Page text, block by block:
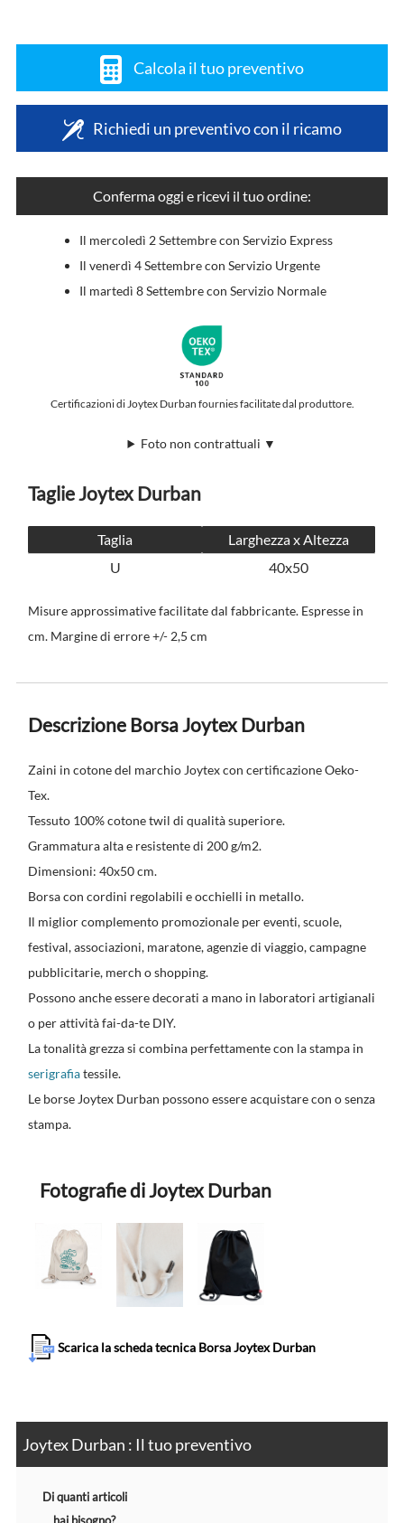
Calcola il tuo preventivo
Richiedi un preventivo con il ricamo
Conferma oggi e ricevi il tuo ordine:
Il mercoledì 2 Settembre con Servizio Express
Il venerdì 4 Settembre con Servizio Urgente
Il martedì 8 Settembre con Servizio Normale
Certificazioni di Joytex Durban fournies facilitate dal produttore.
Foto non contrattuali ▼
Taglie Joytex Durban
Taglia
Larghezza x Altezza
U
40x50
Misure approssimative facilitate dal fabbricante. Espresse in
cm. Margine di errore +/- 2,5 cm
Descrizione Borsa Joytex Durban
Zaini in cotone del marchio Joytexcon certificazione Oeko-
Tex.
Tessuto 100% cotone twil di qualità superiore.
Grammatura alta e resistente di 200 g/m2.
Dimensioni: 40x50 cm.
Borsa con cordini regolabili e occhielli in metallo.
Il miglior complemento promozionale per eventi, scuole,
festival, associazioni, maratone, agenzie di viaggio, campagne
pubblicitarie, merch o shopping.
Possono anche essere decorati a mano in laboratori artigianali
o per attività fai-da-te DIY.
La tonalità grezza si combina perfettamente con la stampa in
serigrafiatessile.
Le borse Joytex Durban possono essere acquistare con o senza
stampa.
Fotografie di Joytex Durban
Scarica la scheda tecnica Borsa Joytex Durban
Joytex Durban : Il tuo preventivo
Di quanti articoli